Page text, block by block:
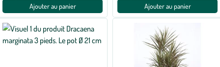
Ajouter au panier
Ajouter au panier